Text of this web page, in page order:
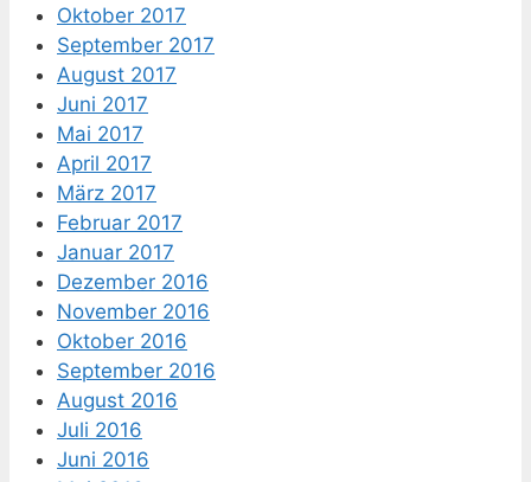
Oktober 2017
September 2017
August 2017
Juni 2017
Mai 2017
April 2017
März 2017
Februar 2017
Januar 2017
Dezember 2016
November 2016
Oktober 2016
September 2016
August 2016
Juli 2016
Juni 2016